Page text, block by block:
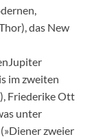
das New
im zweiten
Friederike Ott
unter
zweier